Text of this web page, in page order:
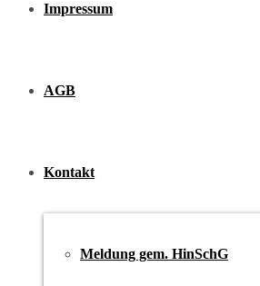
Impressum
AGB
Kontakt
Meldung gem. HinSchG